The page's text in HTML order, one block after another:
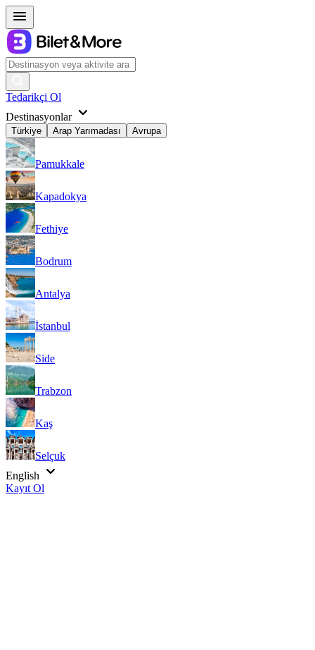
Tedarikçi Ol
Destinasyonlar
Türkiye Arap Yarımadası Avrupa
Pamukkale
Kapadokya
Fethiye
Bodrum
Antalya
İstanbul
Side
Trabzon
Kaş
Selçuk
English
Kayıt Ol